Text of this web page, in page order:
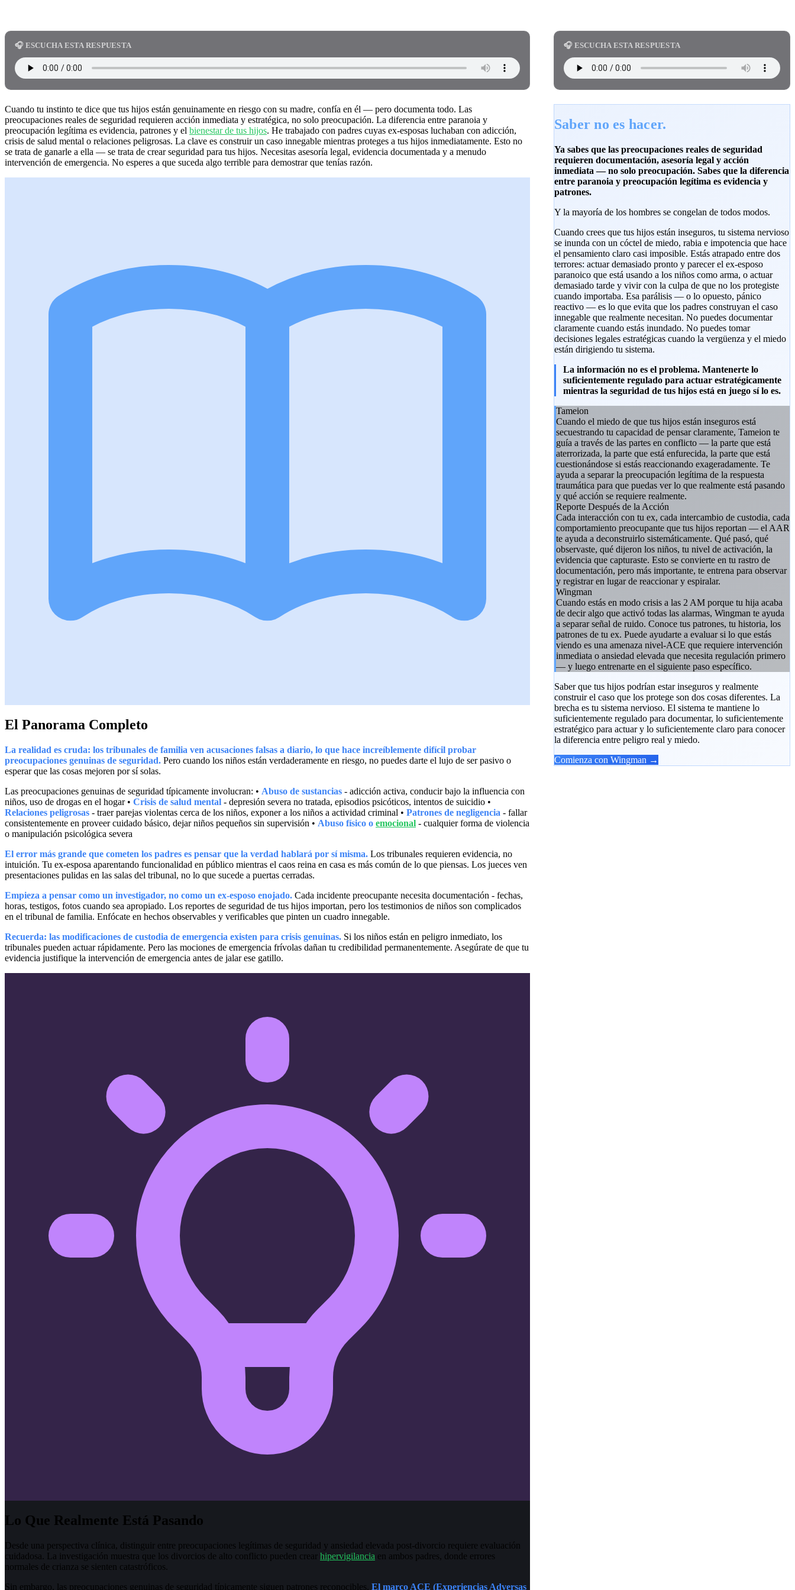
🎧 ESCUCHA ESTA RESPUESTA
Cuando tu instinto te dice que tus hijos están genuinamente en riesgo con su madre, confía en él — pero documenta todo. Las
preocupaciones reales de seguridad requieren acción inmediata y estratégica, no solo preocupación. La diferencia entre paranoia y
preocupación legítima es evidencia, patrones y el bienestar de tus hijos. He trabajado con padres cuyas ex-esposas luchaban con adicción,
crisis de salud mental o relaciones peligrosas. La clave es construir un caso innegable mientras proteges a tus hijos inmediatamente. Esto no
se trata de ganarle a ella — se trata de crear seguridad para tus hijos. Necesitas asesoría legal, evidencia documentada y a menudo
intervención de emergencia. No esperes a que suceda algo terrible para demostrar que tenías razón.
El Panorama Completo
La realidad es cruda: los tribunales de familia ven acusaciones falsas a diario, lo que hace increíblemente difícil probar
preocupaciones genuinas de seguridad. Pero cuando los niños están verdaderamente en riesgo, no puedes darte el lujo de ser pasivo o
esperar que las cosas mejoren por sí solas.
Las preocupaciones genuinas de seguridad típicamente involucran: • Abuso de sustancias - adicción activa, conducir bajo la influencia con
niños, uso de drogas en el hogar • Crisis de salud mental - depresión severa no tratada, episodios psicóticos, intentos de suicidio •
Relaciones peligrosas - traer parejas violentas cerca de los niños, exponer a los niños a actividad criminal • Patrones de negligencia - fallar
consistentemente en proveer cuidado básico, dejar niños pequeños sin supervisión • Abuso físico o emocional - cualquier forma de violencia
o manipulación psicológica severa
El error más grande que cometen los padres es pensar que la verdad hablará por sí misma. Los tribunales requieren evidencia, no
intuición. Tu ex-esposa aparentando funcionalidad en público mientras el caos reina en casa es más común de lo que piensas. Los jueces ven
presentaciones pulidas en las salas del tribunal, no lo que sucede a puertas cerradas.
Empieza a pensar como un investigador, no como un ex-esposo enojado. Cada incidente preocupante necesita documentación - fechas,
horas, testigos, fotos cuando sea apropiado. Los reportes de seguridad de tus hijos importan, pero los testimonios de niños son complicados
en el tribunal de familia. Enfócate en hechos observables y verificables que pinten un cuadro innegable.
Recuerda: las modificaciones de custodia de emergencia existen para crisis genuinas. Si los niños están en peligro inmediato, los
tribunales pueden actuar rápidamente. Pero las mociones de emergencia frívolas dañan tu credibilidad permanentemente. Asegúrate de que tu
evidencia justifique la intervención de emergencia antes de jalar ese gatillo.
Lo Que Realmente Está Pasando
Desde una perspectiva clínica, distinguir entre preocupaciones legítimas de seguridad y ansiedad elevada post-divorcio requiere evaluación
cuidadosa. La investigación muestra que los divorcios de alto conflicto pueden crear hipervigilancia en ambos padres, donde errores
normales de crianza se sienten catastróficos.
Sin embargo, las preocupaciones genuinas de seguridad típicamente siguen patrones reconocibles. El marco ACE (Experiencias Adversas
🎧 ESCUCHA ESTA RESPUESTA
Saber no es hacer.
Ya sabes que las preocupaciones reales de seguridad
requieren documentación, asesoría legal y acción
inmediata — no solo preocupación. Sabes que la diferencia
entre paranoia y preocupación legítima es evidencia y
patrones.
Y la mayoría de los hombres se congelan de todos modos.
Cuando crees que tus hijos están inseguros, tu sistema nervioso
se inunda con un cóctel de miedo, rabia e impotencia que hace
el pensamiento claro casi imposible. Estás atrapado entre dos
terrores: actuar demasiado pronto y parecer el ex-esposo
paranoico que está usando a los niños como arma, o actuar
demasiado tarde y vivir con la culpa de que no los protegiste
cuando importaba. Esa parálisis — o lo opuesto, pánico
reactivo — es lo que evita que los padres construyan el caso
innegable que realmente necesitan. No puedes documentar
claramente cuando estás inundado. No puedes tomar
decisiones legales estratégicas cuando la vergüenza y el miedo
están dirigiendo tu sistema.
La información no es el problema. Mantenerte lo
suficientemente regulado para actuar estratégicamente
mientras la seguridad de tus hijos está en juego sí lo es.
Tameion
Cuando el miedo de que tus hijos están inseguros está
secuestrando tu capacidad de pensar claramente, Tameion te
guía a través de las partes en conflicto — la parte que está
aterrorizada, la parte que está enfurecida, la parte que está
cuestionándose si estás reaccionando exageradamente. Te
ayuda a separar la preocupación legítima de la respuesta
traumática para que puedas ver lo que realmente está pasando
y qué acción se requiere realmente.
Reporte Después de la Acción
Cada interacción con tu ex, cada intercambio de custodia, cada
comportamiento preocupante que tus hijos reportan — el AAR
te ayuda a deconstruirlo sistemáticamente. Qué pasó, qué
observaste, qué dijeron los niños, tu nivel de activación, la
evidencia que capturaste. Esto se convierte en tu rastro de
documentación, pero más importante, te entrena para observar
y registrar en lugar de reaccionar y espiralar.
Wingman
Cuando estás en modo crisis a las 2 AM porque tu hija acaba
de decir algo que activó todas las alarmas, Wingman te ayuda
a separar señal de ruido. Conoce tus patrones, tu historia, los
patrones de tu ex. Puede ayudarte a evaluar si lo que estás
viendo es una amenaza nivel-ACE que requiere intervención
inmediata o ansiedad elevada que necesita regulación primero
— y luego entrenarte en el siguiente paso específico.
Saber que tus hijos podrían estar inseguros y realmente
construir el caso que los protege son dos cosas diferentes. La
brecha es tu sistema nervioso. El sistema te mantiene lo
suficientemente regulado para documentar, lo suficientemente
estratégico para actuar y lo suficientemente claro para conocer
la diferencia entre peligro real y miedo.
Comienza con Wingman →